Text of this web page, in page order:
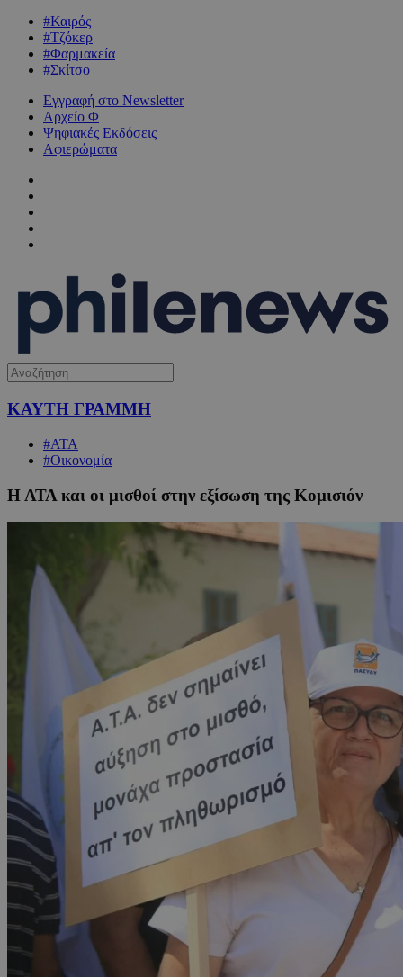
#Καιρός
#Τζόκερ
#Φαρμακεία
#Σκίτσο
Εγγραφή στο Newsletter
Αρχείο Φ
Ψηφιακές Εκδόσεις
Αφιερώματα
ΚΑΥΤΗ ΓΡΑΜΜΗ
#ΑΤΑ
#Οικονομία
Η ΑΤΑ και οι μισθοί στην εξίσωση της Κομισιόν